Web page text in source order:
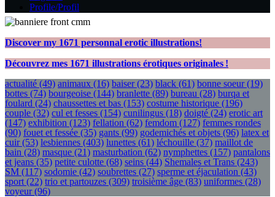
Profile/Profil
Discover my 1671 personnal erotic illustrations!
Découvrez mes 1671 illustrations érotiques originales !
actualité (49) animaux (16) baiser(23) black (61) bonne soeur(19)
bottes (74) bourgeoise (144) branlette (89) bureau (28) burqa et
foulard (24) chaussettes et bas (153) costume historique (196)
couple (32) cul et fesses (154) cunilingus (18) doigté (24) erotic art
(147) exhibition (123) fellation (62) femdom (127) femmes rondes
(90) fouet et fessée (35) gants (99) godemichés et objets (96) latex et
cuir(53) lesbiennes (403) lunettes (61) léchouille (37) maillot de
bain (28) masque (21) masturbation (62) nymphettes (157) pantalons
et jeans (35) petite culotte (68) seins (44) Shemales et Trans (243)
SM (117) sodomie (42) soubrettes (27) sperme et éjaculation (43)
sport (22) trio et partouzes (309) troisième âge (83) uniformes (28)
voyeur(96)